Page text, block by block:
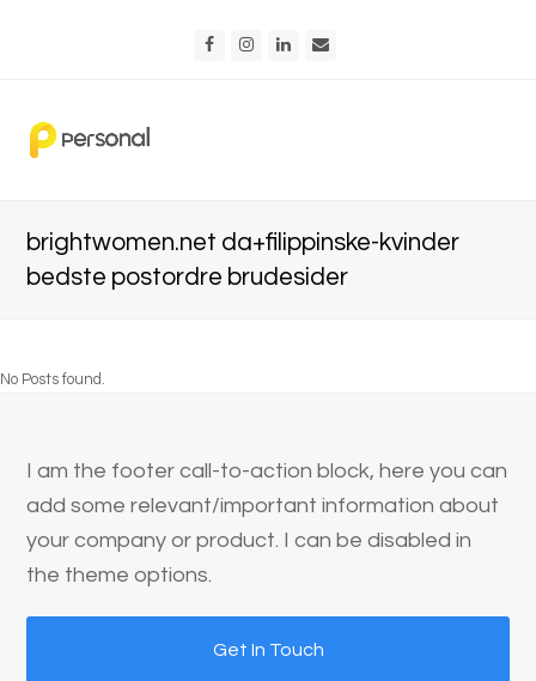
FacebookInstagram
LinkedIn
brightwomen.net da+filippinske-kvinder
bedste postordre brudesider
No Posts found.
I am the footer call-to-action block, here you can
add some relevant/important information about
your company or product. I can be disabled in
the theme options.
Get In Touch